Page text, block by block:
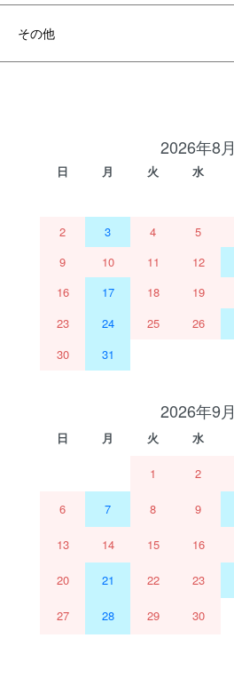
その他
2026年8月
日 月 火 水
2
3 4 5
9
10 11 12
16
17 18 19
23
24 25 26
30
31
2026年9月
日 月 火 水
1 2
6 7 8 9
13 14 15 16
20 21 22 23
27 28 29 30